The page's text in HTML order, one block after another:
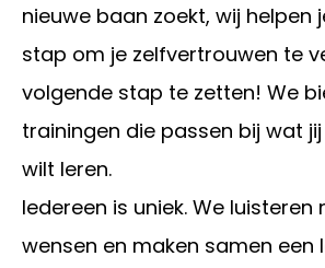
nieuwe baan zoekt, wij helpen
stap om je zelfvertrouwen te
volgende stap te zetten! We
trainingen die passen bij wat
wilt leren.
Iedereen is uniek. We luisteren
wensen en maken samen een